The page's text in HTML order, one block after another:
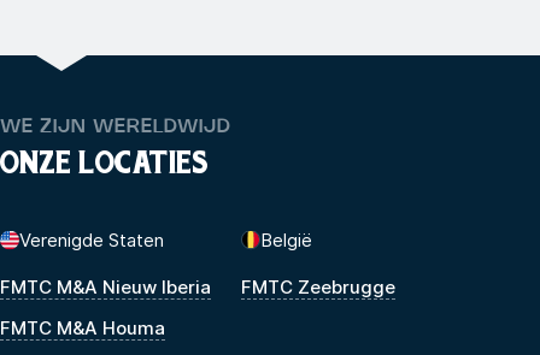
WE ZIJN WERELDWIJD
ONZE LOCATIES
Verenigde Staten
FMTC M&A Nieuw Iberia
FMTC M&A Houma
België
FMTC Zeebrugge